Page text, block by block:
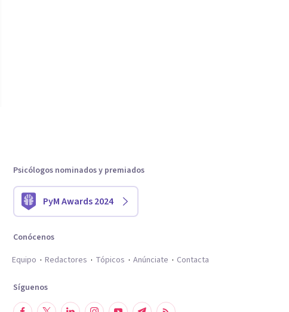
Psicólogos nominados y premiados
PyM Awards 2024
Conócenos
Equipo
Redactores Tópicos Anúnciate Contacta
Síguenos